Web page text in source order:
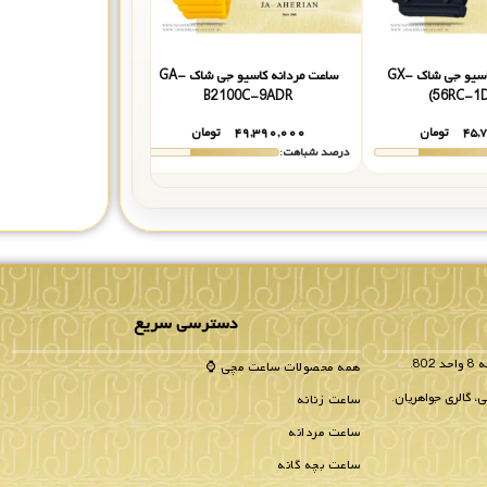
ساعت مردانه کاسیو جی شاک GX-
56RC-
تومان
ساعت مردانه کاسیو جی شاک GA-
B2100C-9ADR
۴۹,۳۹۰,۰۰۰
تومان
درصد شباهت:
گالری جواهریان.
دسترسی سریع
همه محصولات ساعت مچی ⌚
ساعت زنانه
ساعت مردانه
ساعت بچه گانه